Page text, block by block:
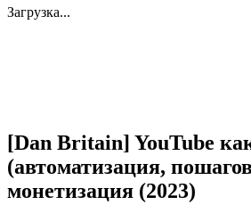
Загрузка...
[Dan Britain] YouTube
(автоматизация,
монетизация (2023)